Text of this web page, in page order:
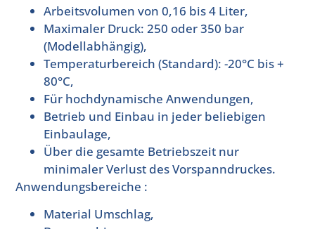
Arbeitsvolumen von 0,16 bis 4 Liter,
Maximaler Druck: 250 oder 350 bar
(Modellabhängig),
Temperaturbereich (Standard): -20°C bis +
80°C,
Für hochdynamische Anwendungen,
Betrieb und Einbau in jeder beliebigen
Einbaulage,
Über die gesamte Betriebszeit nur
minimaler Verlust des Vorspanndruckes.
Anwendungsbereiche :
Material Umschlag,